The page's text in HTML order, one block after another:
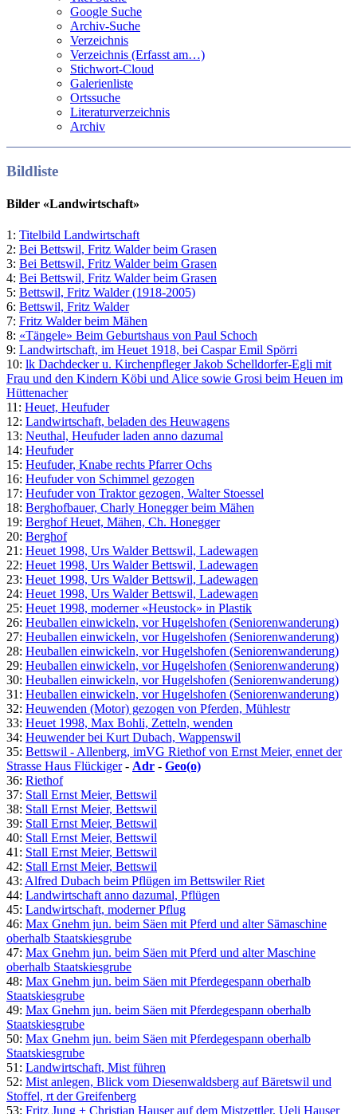
Google Suche
Archiv-Suche
Verzeichnis
Verzeichnis (Erfasst am…)
Stichwort-Cloud
Galerienliste
Ortssuche
Literaturverzeichnis
Archiv
Bildliste
Bilder «Landwirtschaft»
1: Titelbild Landwirtschaft
2: Bei Bettswil, Fritz Walder beim Grasen
3: Bei Bettswil, Fritz Walder beim Grasen
4: Bei Bettswil, Fritz Walder beim Grasen
5: Bettswil, Fritz Walder (1918-2005)
6: Bettswil, Fritz Walder
7: Fritz Walder beim Mähen
8: «Tängele» Beim Geburtshaus von Paul Schoch
9: Landwirtschaft, im Heuet 1918, bei Caspar Emil Spörri
10: lk Dachdecker u. Kirchenpfleger Jakob Schelldorfer-Egli mit
Frau und den Kindern Köbi und Alice sowie Grosi beim Heuen im
Hüttenacher
11: Heuet, Heufuder
12: Landwirtschaft, beladen des Heuwagens
13: Neuthal, Heufuder laden anno dazumal
14: Heufuder
15: Heufuder, Knabe rechts Pfarrer Ochs
16: Heufuder von Schimmel gezogen
17: Heufuder von Traktor gezogen, Walter Stoessel
18: Berghofbauer, Charly Honegger beim Mähen
19: Berghof Heuet, Mähen, Ch. Honegger
20: Berghof
21: Heuet 1998, Urs Walder Bettswil, Ladewagen
22: Heuet 1998, Urs Walder Bettswil, Ladewagen
23: Heuet 1998, Urs Walder Bettswil, Ladewagen
24: Heuet 1998, Urs Walder Bettswil, Ladewagen
25: Heuet 1998, moderner «Heustock» in Plastik
26: Heuballen einwickeln, vor Hugelshofen (Seniorenwanderung)
27: Heuballen einwickeln, vor Hugelshofen (Seniorenwanderung)
28: Heuballen einwickeln, vor Hugelshofen (Seniorenwanderung)
29: Heuballen einwickeln, vor Hugelshofen (Seniorenwanderung)
30: Heuballen einwickeln, vor Hugelshofen (Seniorenwanderung)
31: Heuballen einwickeln, vor Hugelshofen (Seniorenwanderung)
32: Heuwenden (Motor) gezogen von Pferden, Mühlestr
33: Heuet 1998, Max Bohli, Zetteln, wenden
34: Heuwender bei Kurt Dubach, Wappenswil
35: Bettswil - Allenberg, imVG Riethof von Ernst Meier, ennet der
Strasse Haus Flückiger- Adr - Geo(o)
36: Riethof
37: Stall Ernst Meier, Bettswil
38: Stall Ernst Meier, Bettswil
39: Stall Ernst Meier, Bettswil
40: Stall Ernst Meier, Bettswil
41: Stall Ernst Meier, Bettswil
42: Stall Ernst Meier, Bettswil
43: Alfred Dubach beim Pflügen im Bettswiler Riet
44: Landwirtschaft anno dazumal, Pflügen
45: Landwirtschaft, moderner Pflug
46: Max Gnehm jun. beim Säen mit Pferd und alter Sämaschine
oberhalb Staatskiesgrube
47: Max Gnehm jun. beim Säen mit Pferd und alter Maschine
oberhalb Staatskiesgrube
48: Max Gnehm jun. beim Säen mit Pferdegespann oberhalb
Staatskiesgrube
49: Max Gnehm jun. beim Säen mit Pferdegespann oberhalb
Staatskiesgrube
50: Max Gnehm jun. beim Säen mit Pferdegespann oberhalb
Staatskiesgrube
51: Landwirtschaft, Mist führen
52: Mist anlegen, Blick vom Diesenwaldsberg auf Bäretswil und
Stoffel, rt der Greifenberg
53: Fritz Jung + Christian Hauser auf dem Mistzettler, Ueli Hauser